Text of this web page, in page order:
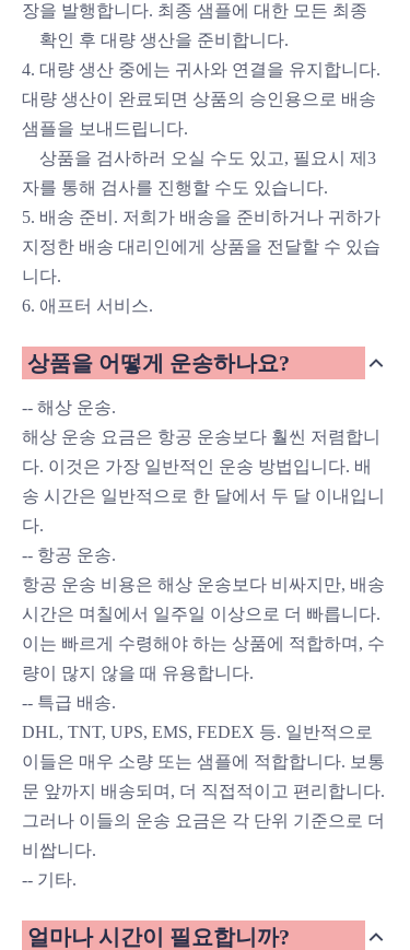
장을 발행합니다. 최종 샘플에 대한 모든 최종
확인 후 대량 생산을 준비합니다.
4. 대량 생산 중에는 귀사와 연결을 유지합니다.
대량 생산이 완료되면 상품의 승인용으로 배송
샘플을 보내드립니다.
상품을 검사하러 오실 수도 있고, 필요시 제3
자를 통해 검사를 진행할 수도 있습니다.
5. 배송 준비. 저희가 배송을 준비하거나 귀하가
지정한 배송 대리인에게 상품을 전달할 수 있습
니다.
6. 애프터 서비스.
상품을 어떻게 운송하나요?
-- 해상 운송.
해상 운송 요금은 항공 운송보다 훨씬 저렴합니
다. 이것은 가장 일반적인 운송 방법입니다. 배
송 시간은 일반적으로 한 달에서 두 달 이내입니
다.
-- 항공 운송.
항공 운송 비용은 해상 운송보다 비싸지만, 배송
시간은 며칠에서 일주일 이상으로 더 빠릅니다.
이는 빠르게 수령해야 하는 상품에 적합하며, 수
량이 많지 않을 때 유용합니다.
-- 특급 배송.
DHL, TNT, UPS, EMS, FEDEX 등. 일반적으로
이들은 매우 소량 또는 샘플에 적합합니다. 보통
문 앞까지 배송되며, 더 직접적이고 편리합니다.
그러나 이들의 운송 요금은 각 단위 기준으로 더
비쌉니다.
-- 기타.
얼마나 시간이 필요합니까?